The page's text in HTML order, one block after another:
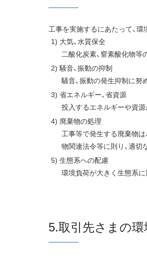
工事を実施するにあたって、
大気、水質保全
二酸化炭素、窒素酸化物等
騒音、振動の抑制
騒音、振動の発生抑制に努
省エネルギー、省資源
投入するエネルギーや資源
廃棄物の処理
工事等で発生する廃棄物
物関連法令等に則り、適切
生態系への配慮
環境負荷が大きく生態系
5.取引先さまの環